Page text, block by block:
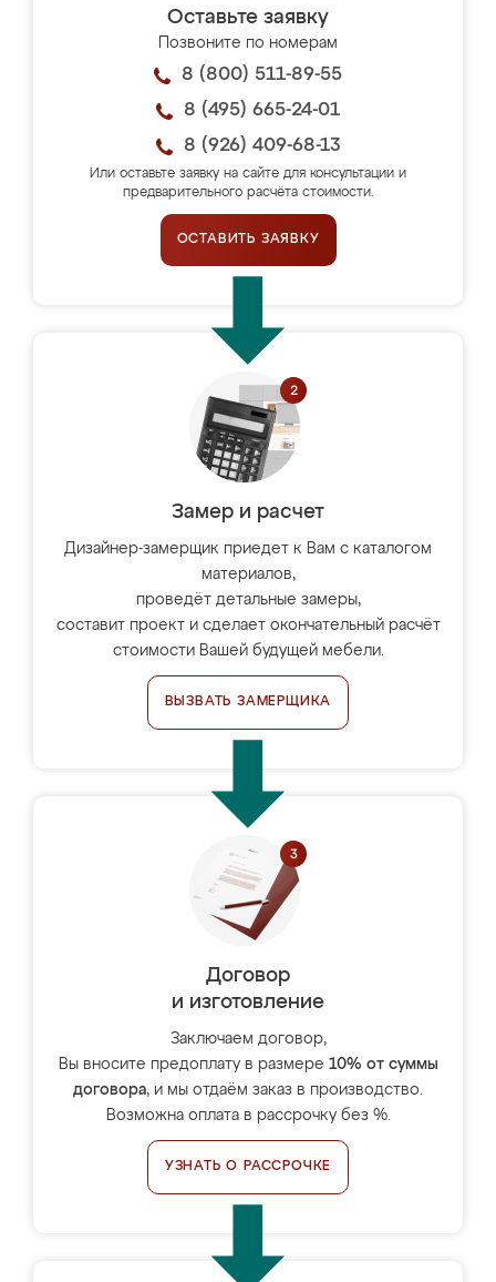
Оставьте заявку
Позвоните по номерам
8 (800) 511-89-55
8 (495) 665-24-01
8 (926) 409-68-13
Или оставьте заявку на сайте для консультации и
предварительного расчёта стоимости.
ОСТАВИТЬ ЗАЯВКУ
Замер и расчет
Дизайнер-замерщик приедет к Вам с каталогом
материалов,
проведёт детальные замеры,
составит проект и сделает окончательный расчёт
стоимости Вашей будущей мебели.
ВЫЗВАТЬ ЗАМЕРЩИКА
Договор
и изготовление
Заключаем договор,
Вы вносите предоплату в размере 10% от суммы
договора, и мы отдаём заказ в производство.
Возможна оплата в рассрочку без %.
УЗНАТЬ О РАССРОЧКЕ